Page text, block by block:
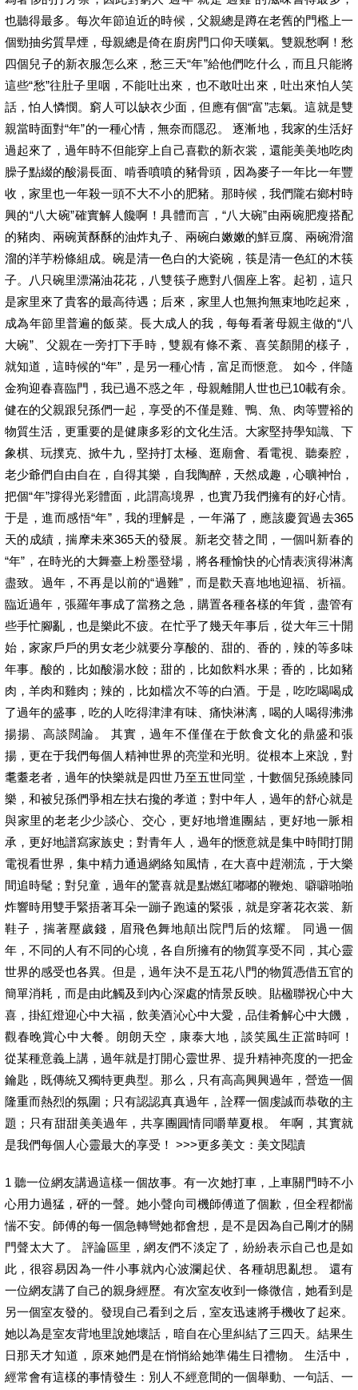
也聽得最多。每次年節迫近的時候，父親總是蹲在老舊的門檻上一
個勁抽劣質旱煙，母親總是倚在廚房門口仰天嘆氣。雙親愁啊！愁
四個兒子的新衣服怎么來，愁三天“年”給他們吃什么，而且只能將
這些“愁”往肚子里咽，不能吐出來，也不敢吐出來，吐出來怕人笑
話，怕人憐憫。窮人可以缺衣少面，但應有個“富”志氣。這就是雙
親當時面對“年”的一種心情，無奈而隱忍。 逐漸地，我家的生活好
過起來了，過年時不但能穿上自己喜歡的新衣裳，還能美美地吃肉
臊子點綴的酸湯長面、啃香噴噴的豬骨頭，因為麥子一年比一年豐
收，家里也一年殺一頭不大不小的肥豬。那時候，我們隴右鄉村時
興的“八大碗”確實解人饞啊！具體而言，“八大碗”由兩碗肥瘦搭配
的豬肉、兩碗黃酥酥的油炸丸子、兩碗白嫩嫩的鮮豆腐、兩碗滑溜
溜的洋芋粉條組成。碗是清一色白的大瓷碗，筷是清一色紅的木筷
子。八只碗里漂滿油花花，八雙筷子應對八個座上客。起初，這只
是家里來了貴客的最高待遇；后來，家里人也無拘無束地吃起來，
成為年節里普遍的飯菜。長大成人的我，每每看著母親主做的“八
大碗”、父親在一旁打下手時，雙親有條不紊、喜笑顏開的樣子，
就知道，這時候的“年”，是另一種心情，富足而愜意。 如今，伴隨
金狗迎春喜臨門，我已過不惑之年，母親離開人世也已10載有余。
健在的父親跟兒孫們一起，享受的不僅是雞、鴨、魚、肉等豐裕的
物質生活，更重要的是健康多彩的文化生活。大家堅持學知識、下
象棋、玩撲克、掀牛九，堅持打太極、逛廟會、看電視、聽秦腔，
老少爺們自由自在，自得其樂，自我陶醉，天然成趣，心曠神怡，
把個“年”撐得光彩體面，此謂高境界，也實乃我們擁有的好心情。
于是，進而感悟“年”，我的理解是，一年滿了，應該慶賀過去365
天的成績，揣摩未來365天的發展。新老交替之間，一個叫新春的
“年”，在時光的大舞臺上粉墨登場，將各種愉快的心情表演得淋漓
盡致。過年，不再是以前的“過難”，而是歡天喜地地迎福、祈福。
臨近過年，張羅年事成了當務之急，購置各種各樣的年貨，盡管有
些手忙腳亂，也是樂此不疲。在忙乎了幾天年事后，從大年三十開
始，家家戶戶的男女老少就要分享酸的、甜的、香的，辣的等多味
年事。酸的，比如酸湯水餃；甜的，比如飲料水果；香的，比如豬
肉，羊肉和雞肉；辣的，比如檔次不等的白酒。于是，吃吃喝喝成
了過年的盛事，吃的人吃得津津有味、痛快淋漓，喝的人喝得沸沸
揚揚、高談闊論。 其實，過年不僅僅在于飲食文化的鼎盛和張
揚，更在于我們每個人精神世界的亮堂和光明。從根本上來說，對
耄耋老者，過年的快樂就是四世乃至五世同堂，十數個兒孫繞膝同
樂，和被兒孫們爭相左扶右攙的孝道；對中年人，過年的舒心就是
與家里的老老少少談心、交心，更好地增進團結，更好地一脈相
承，更好地譜寫家族史；對青年人，過年的愜意就是集中時間打開
電視看世界，集中精力通過網絡知風情，在大喜中趕潮流，于大樂
間追時髦；對兒童，過年的驚喜就是點燃紅嘟嘟的鞭炮、噼噼啪啪
炸響時用雙手緊捂著耳朵一蹦子跑遠的緊張，就是穿著花衣裳、新
鞋子，揣著壓歲錢，眉飛色舞地顛出院門后的炫耀。 同過一個
年，不同的人有不同的心境，各自所擁有的物質享受不同，其心靈
世界的感受也各異。但是，過年決不是五花八門的物質憑借五官的
簡單消耗，而是由此觸及到內心深處的情景反映。貼楹聯祝心中大
喜，掛紅燈迎心中大福，飲美酒沁心中大愛，品佳肴解心中大饑，
觀春晚賞心中大餐。朗朗天空，康泰大地，談笑風生正當時呵！
從某種意義上講，過年就是打開心靈世界、提升精神亮度的一把金
鑰匙，既傳統又獨特更典型。那么，只有高高興興過年，營造一個
隆重而熱烈的氛圍；只有認認真真過年，詮釋一個虔誠而恭敬的主
題；只有甜甜美美過年，共享團圓情同嚼華夏根。 年啊，其實就
是我們每個人心靈最大的享受！ >>>更多美文：美文閱讀
1 聽一位網友講過這樣一個故事。有一次她打車，上車關門時不小
心用力過猛，砰的一聲。她小聲向司機師傅道了個歉，但全程都惴
惴不安。師傅的每一個急轉彎她都會想，是不是因為自己剛才的關
門聲太大了。 評論區里，網友們不淡定了，紛紛表示自己也是如
此，很容易因為一件小事就內心波瀾起伏、各種胡思亂想。 還有
一位網友講了自己的親身經歷。有次室友收到一條微信，她看到是
另一個室友發的。發現自己看到之后，室友迅速將手機收了起來。
她以為是室友背地里說她壞話，暗自在心里糾結了三四天。結果生
日那天才知道，原來她們是在悄悄給她準備生日禮物。 生活中，
經常會有這樣的事情發生：別人不經意間的一個舉動、一句話、一